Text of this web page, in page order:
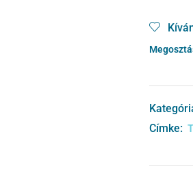
Címke: